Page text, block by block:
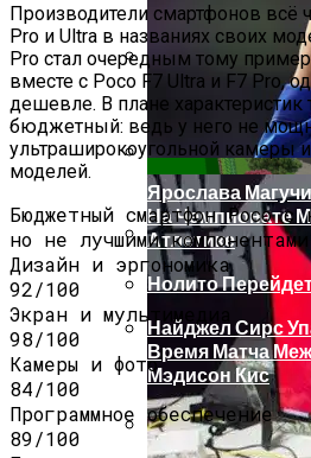
Откатные
Обзор IMac Pro
Моноблок, Всё-
Ярослава
На Чемпионате
Атлетике
Нолито
Найджел Сирс
Время Матча
Мэдисон Кис
Производители смартфонов всё
Pro и Ultra в названиях своих
Pro стал очередным тому
вместе с Poco F7 Ultra и F7 Pro,
дешевле. В плане характеристик
бюджетный: ведь у него не
ультраширокоугольной камеры
моделей.
Бюджетный смартфон Poco с
но не лучшими компонентами
Дизайн и эргономика
92/100
Экран и мультимедиа
98/100
Камеры и фото
84/100
Программное обеспечение
89/100